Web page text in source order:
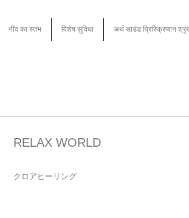
नींद का स्तंभ विशेष सुविधा अर्थ साउंड प्रिस्क्रिप्शन
RELAX WORLD
クロアヒーリング